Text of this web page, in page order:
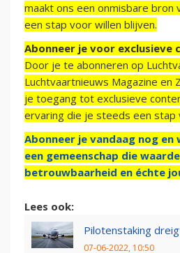
maakt ons een onmisbare bron
een stap voor willen blijven.
Abonneer je voor exclusieve
Door je te abonneren op
Luchtvaartnieuws Magazine en
je toegang tot exclusieve
ervaring die je steeds een
Abonneer je vandaag nog
een gemeenschap die
betrouwbaarheid en échte
Lees ook:
Pilotenstaking
07-06-2022, 10:50